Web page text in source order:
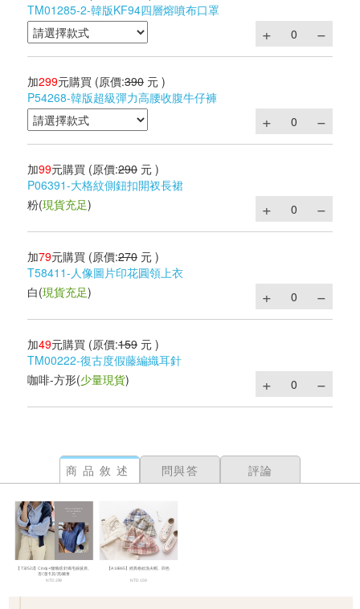
TM01285-2-韓版KF94四層熔噴布口罩
加299元購買 (原價:390 元 )
P54268-韓版超級彈力高腰收腹牛仔褲
加99元購買 (原價:290 元 )
P06391-大格紋側鈕扣開衩長裙
粉(現貨充足)
加79元購買 (原價:270 元 )
T58411-人像圖片印花圓領上衣
白(現貨充足)
加49元購買 (原價:159 元 )
TM00222-復古度假藤編織耳針
咖啡-方形(少量現貨)
商品敘述 問與答 評論